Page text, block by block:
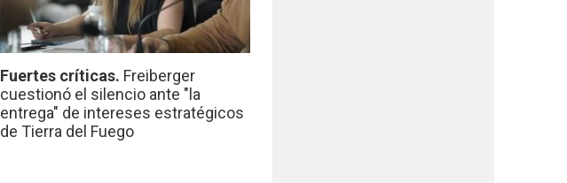
Fuertes críticas. Freiberger
cuestionó el silencio ante "la
entrega" de intereses estratégicos
de Tierra del Fuego